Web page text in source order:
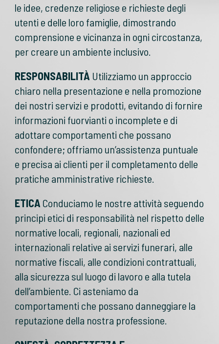
le idee, credenze religiose e richieste degli
utenti e delle loro famiglie, dimostrando
comprensione e vicinanza in ogni circostanza,
per creare un ambiente inclusivo.
RESPONSABILITÀ Utilizziamo un approccio
chiaro nella presentazione e nella promozione
dei nostri servizi e prodotti, evitando di fornire
informazioni fuorvianti o incomplete e di
adottare comportamenti che possano
confondere; offriamo un’assistenza puntuale
e precisa ai clienti per il completamento delle
pratiche amministrative richieste.
ETICA Conduciamo le nostre attività seguendo
principi etici di responsabilità nel rispetto delle
normative locali, regionali, nazionali ed
internazionali relative ai servizi funerari, alle
normative fiscali, alle condizioni contrattuali,
alla sicurezza sul luogo di lavoro e alla tutela
dell’ambiente. Ci asteniamo da
comportamenti che possano danneggiare la
reputazione della nostra professione.